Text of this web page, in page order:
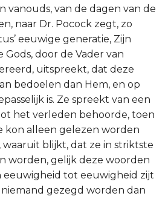
vanouds, van de dagen van de
naar Dr. Pocock zegt, zo
eeuwige generatie, Zijn
Gods, door de Vader van
uitspreekt, dat deze
bedoelen dan Hem, en op
is. Ze spreekt van een
het verleden behoorde, toen
kon alleen gelezen worden
waaruit blijkt, dat ze in striktste
worden, gelijk deze woorden
eeuwigheid tot eeuwigheid zijt
niemand gezegd worden dan